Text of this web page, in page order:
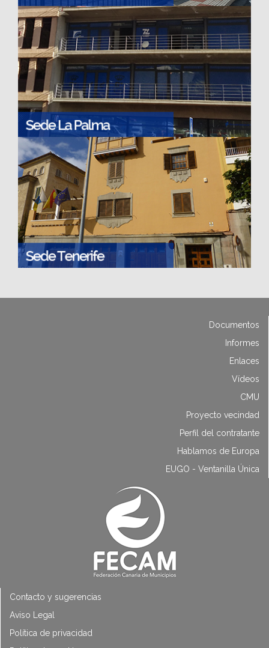
Documentos
Informes
Enlaces
Vídeos
CMU
Proyecto vecindad
Perfil del contratante
Hablamos de Europa
EUGO - Ventanilla Única
Contacto y sugerencias
Aviso Legal
Política de privacidad